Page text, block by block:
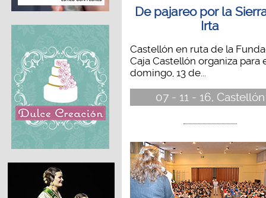
De pajareo por la
Irta
Castellón en ruta de la
Caja Castellón organiza para
domingo, 13 de...
07 - 11 - 16, Castellón